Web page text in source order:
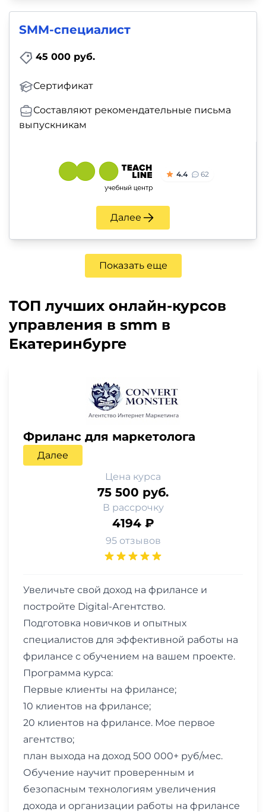
SMM-специалист
45 000 руб.
Сертификат
Составляют рекомендательные письма
выпускникам
4.4 62
Далее
Показать еще
ТОП лучших онлайн-курсов
управления в smm в
Екатеринбурге
Фриланс для маркетолога
Далее
Цена курса
75 500 руб.
В рассрочку
4194 ₽
95 отзывов
Увеличьте свой доход на фрилансе и
постройте Digital-Агентство.
Подготовка новичков и опытных
специалистов для эффективной работы на
фрилансе с обучением на вашем проекте.
Программа курса:
Первые клиенты на фрилансе;
10 клиентов на фрилансе;
20 клиентов на фрилансе. Мое первое
агентство;
план выхода на доход 500 000+ руб/мес.
Обучение научит проверенным и
безопасным технологиям увеличения
дохода и организации работы на фрилансе